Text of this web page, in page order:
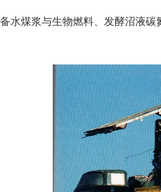
水煤浆与生物燃料、发酵沼液